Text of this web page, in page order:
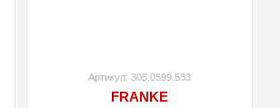
Артикул: 305.0599.533
FRANKE